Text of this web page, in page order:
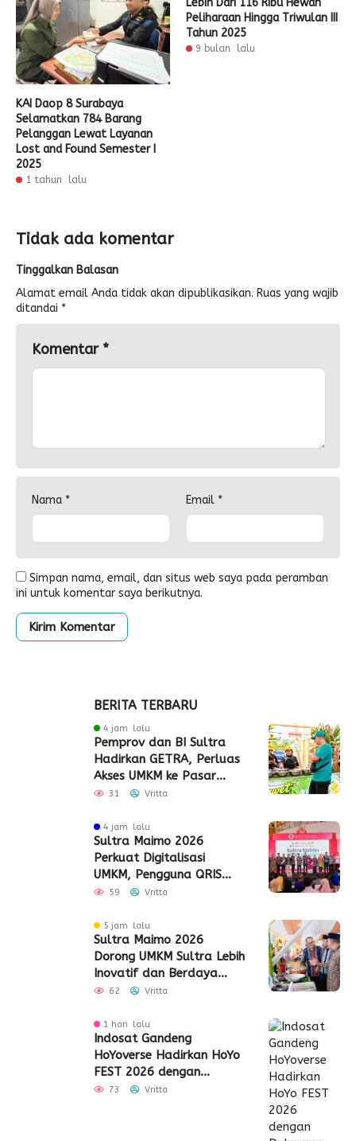
KAI Daop 8 Surabaya
Selamatkan 784 Barang
Pelanggan Lewat Layanan
Lost and Found Semester I
2025
1 tahun lalu
Lebih Dari 116 Ribu Hewan
Peliharaan Hingga Triwulan III
Tahun 2025
9 bulan lalu
Tidak ada komentar
Tinggalkan Balasan
Alamat email Anda tidak akan dipublikasikan. Ruas yang wajib
ditandai *
Komentar *
Nama * Email *
Simpan nama, email, dan situs web saya pada peramban
ini untuk komentar saya berikutnya.
BERITA TERBARU
4 jam lalu
Pemprov dan BI Sultra
Hadirkan GETRA, Perluas
Akses UMKM ke Pasar
Global
31 Vritta
4 jam lalu
Sultra Maimo 2026
Perkuat Digitalisasi
UMKM, Pengguna QRIS
Tembus 350 Ribu
59 Vritta
5 jam lalu
Sultra Maimo 2026
Dorong UMKM Sultra Lebih
Inovatif dan Berdaya
Saing
62 Vritta
1 hari lalu
Indosat Gandeng
HoYoverse Hadirkan HoYo
FEST 2026 dengan
Dukungan 5G
73 Vritta